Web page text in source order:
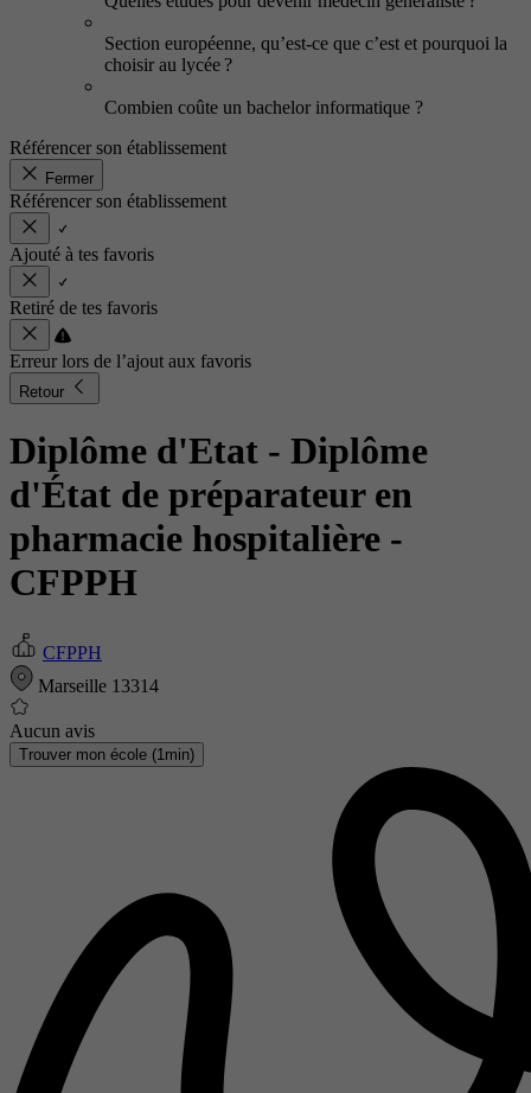
Section européenne, qu’est-ce que c’est et pourquoi la
choisir au lycée ?
Combien coûte un bachelor informatique ?
Référencer son établissement
Fermer
Référencer son établissement
Ajouté à tes favoris
Retiré de tes favoris
Erreur lors de l’ajout aux favoris
Retour
Diplôme d'Etat - Diplôme
d'État de préparateur en
pharmacie hospitalière -
CFPPH
CFPPH
Marseille 13314
Aucun avis
Trouver mon école (1min)